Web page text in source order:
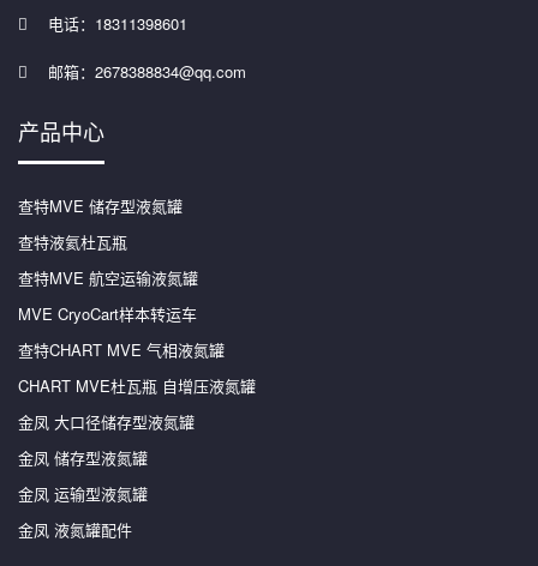
电话：18311398601
邮箱：2678388834@qq.com
产品中心
查特MVE 储存型液氮罐
查特液氦杜瓦瓶
查特MVE 航空运输液氮罐
MVE CryoCart样本转运车
查特CHART MVE 气相液氮罐
CHART MVE杜瓦瓶 自增压液氮罐
金凤 大口径储存型液氮罐
金凤 储存型液氮罐
金凤 运输型液氮罐
金凤 液氮罐配件